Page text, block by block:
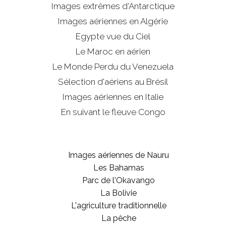
Images extrêmes d'Antarctique
Images aériennes en Algérie
Egypte vue du Ciel
Le Maroc en aérien
Le Monde Perdu du Venezuela
Sélection d'aériens au Brésil
Images aériennes en Italie
En suivant le fleuve Congo
Images aériennes de Nauru
Les Bahamas
Parc de l'Okavango
La Bolivie
L'agriculture traditionnelle
La pêche